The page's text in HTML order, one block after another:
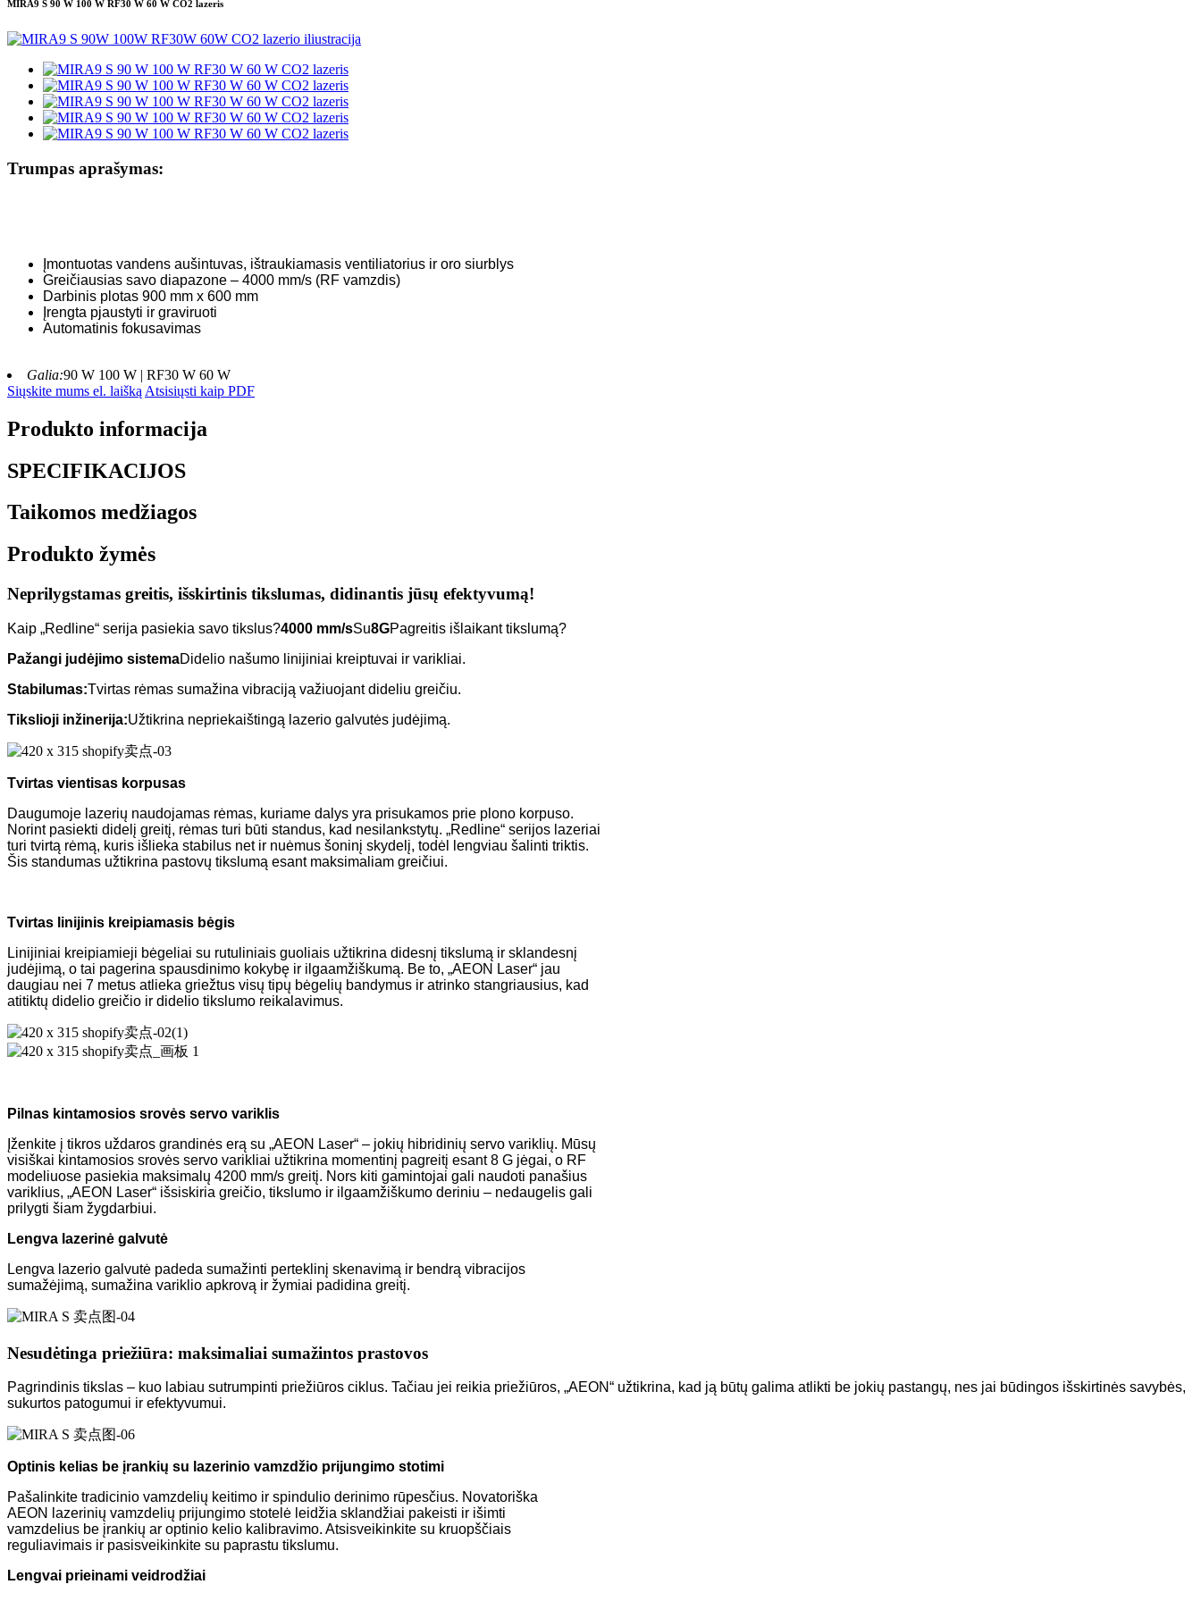
MIRA9 S 90 W 100 W RF30 W 60 W CO2 lazeris
Trumpas aprašymas:
Įmontuotas vandens aušintuvas, ištraukiamasis ventiliatorius ir oro siurblys
Greičiausias savo diapazone – 4000 mm/s (RF vamzdis)
Darbinis plotas 900 mm x 600 mm
Įrengta pjaustyti ir graviruoti
Automatinis fokusavimas
Galia:90 W 100 W | RF30 W 60 W
Siųskite mums el. laišką Atsisiųsti kaip PDF
Produkto informacija
SPECIFIKACIJOS
Taikomos medžiagos
Produkto žymės
Neprilygstamas greitis, išskirtinis tikslumas, didinantis jūsų efektyvumą!
Kaip „Redline“ serija pasiekia savo tikslus?4000 mm/sSu8GPagreitis išlaikant tikslumą?
Pažangi judėjimo sistemaDidelio našumo linijiniai kreiptuvai ir varikliai.
Stabilumas:Tvirtas rėmas sumažina vibraciją važiuojant dideliu greičiu.
Tikslioji inžinerija:Užtikrina nepriekaištingą lazerio galvutės judėjimą.
Tvirtas vientisas korpusas
Daugumoje lazerių naudojamas rėmas, kuriame dalys yra prisukamos prie plono korpuso.
Norint pasiekti didelį greitį, rėmas turi būti standus, kad nesilankstytų. „Redline“ serijos lazeriai
turi tvirtą rėmą, kuris išlieka stabilus net ir nuėmus šoninį skydelį, todėl lengviau šalinti triktis.
Šis standumas užtikrina pastovų tikslumą esant maksimaliam greičiui.
Tvirtas linijinis kreipiamasis bėgis
Linijiniai kreipiamieji bėgeliai su rutuliniais guoliais užtikrina didesnį tikslumą ir sklandesnį
judėjimą, o tai pagerina spausdinimo kokybę ir ilgaamžiškumą. Be to, „AEON Laser“ jau
daugiau nei 7 metus atlieka griežtus visų tipų bėgelių bandymus ir atrinko stangriausius, kad
atitiktų didelio greičio ir didelio tikslumo reikalavimus.
Pilnas kintamosios srovės servo variklis
Įženkite į tikros uždaros grandinės erą su „AEON Laser“ – jokių hibridinių servo variklių. Mūsų
visiškai kintamosios srovės servo varikliai užtikrina momentinį pagreitį esant 8 G jėgai, o RF
modeliuose pasiekia maksimalų 4200 mm/s greitį. Nors kiti gamintojai gali naudoti panašius
variklius, „AEON Laser“ išsiskiria greičio, tikslumo ir ilgaamžiškumo deriniu – nedaugelis gali
prilygti šiam žygdarbiui.
Lengva lazerinė galvutė
Lengva lazerio galvutė padeda sumažinti perteklinį skenavimą ir bendrą vibracijos
sumažėjimą, sumažina variklio apkrovą ir žymiai padidina greitį.
Nesudėtinga priežiūra: maksimaliai sumažintos prastovos
Pagrindinis tikslas – kuo labiau sutrumpinti priežiūros ciklus. Tačiau jei reikia priežiūros, „AEON“ užtikrina, kad ją būtų galima atlikti be jokių pastangų, nes jai būdingos išskirtinės savybės,
sukurtos patogumui ir efektyvumui.
Optinis kelias be įrankių su lazerinio vamzdžio prijungimo stotimi
Pašalinkite tradicinio vamzdelių keitimo ir spindulio derinimo rūpesčius. Novatoriška
AEON lazerinių vamzdelių prijungimo stotelė leidžia sklandžiai pakeisti ir išimti
vamzdelius be įrankių ar optinio kelio kalibravimo. Atsisveikinkite su kruopščiais
reguliavimais ir pasisveikinkite su paprastu tikslumu.
Lengvai prieinami veidrodžiai